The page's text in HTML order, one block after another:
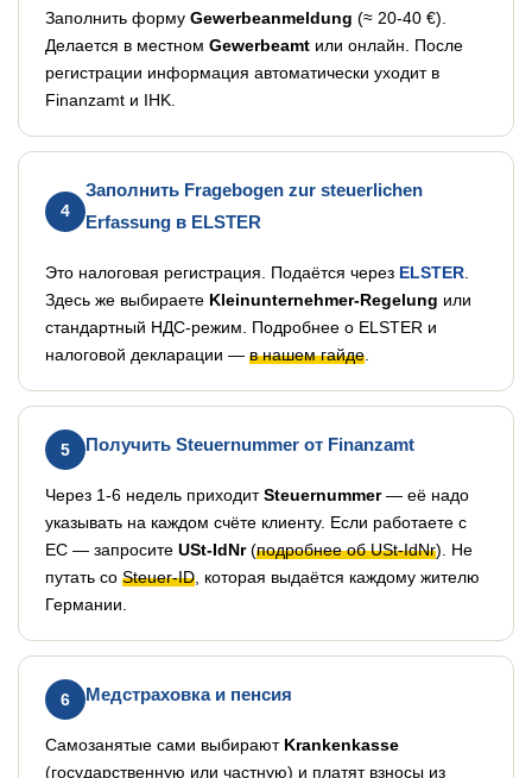
Заполнить форму Gewerbeanmeldung (≈ 20-40 €).
Делается в местном Gewerbeamt или онлайн. После
регистрации информация автоматически уходит в
Finanzamt и IHK.
4
Заполнить Fragebogen zur steuerlichen
Erfassung в ELSTER
Это налоговая регистрация. Подаётся через ELSTER
Здесь же выбираете Kleinunternehmer-Regelung или
стандартный НДС-режим. Подробнее о ELSTER и
налоговой декларации — в нашем гайде
5 Получить Steuernummer от Finanzamt
Через 1-6 недель приходитSteuernummer— её надо
указывать на каждом счёте клиенту. Если работаете с
ЕС — запросите USt-IdNr(подробнее об USt-IdNr). Не
путать со Steuer-ID , которая выдаётся каждому жителю
Германии.
6 Медстраховка и пенсия
Самозанятые сами выбирают Krankenkasse
(государственную или частную) и платят взносы из